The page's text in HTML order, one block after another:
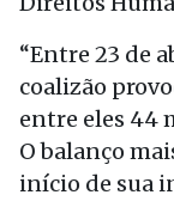
“Entre 23 de
coalizão
entre eles 44
O balanço
início de sua